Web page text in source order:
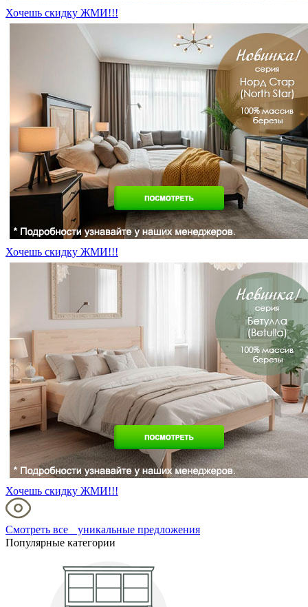
Хочешь скидку ЖМИ!!!
Хочешь скидку ЖМИ!!!
Хочешь скидку ЖМИ!!!
Смотреть все уникальные предложения
Популярные категории